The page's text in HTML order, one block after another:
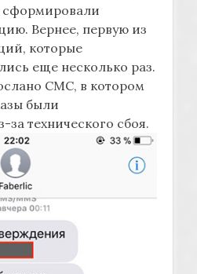
сформировали
Вернее, первую из
которые
еще несколько раз.
СМС, в котором
были
технического сбоя.